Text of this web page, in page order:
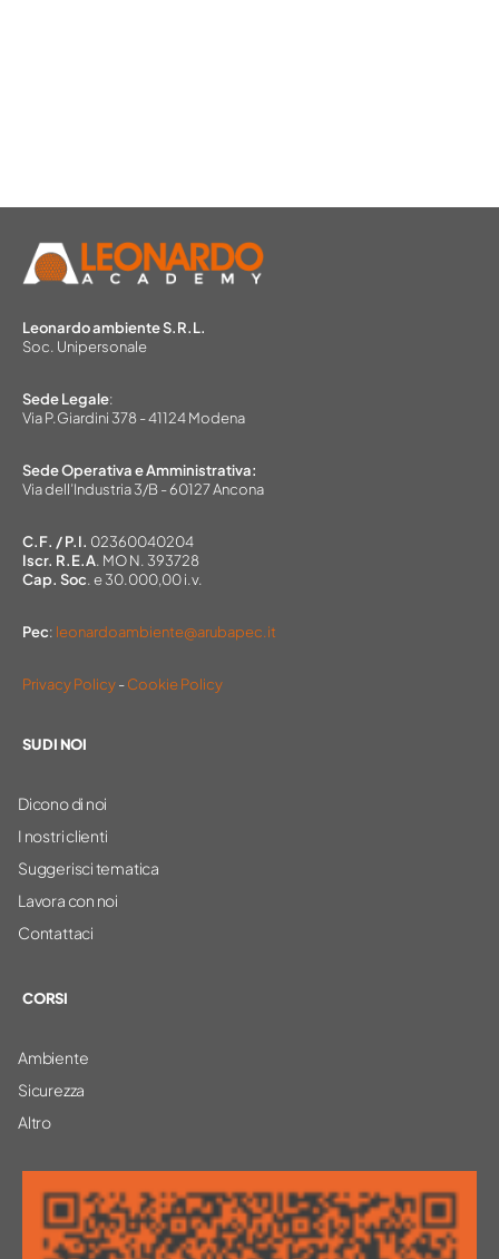
Leonardo ambiente S.R.L.
Soc. Unipersonale
Sede Legale:
Via P.Giardini 378 - 41124 Modena
Sede Operativa e Amministrativa:
Via dell’Industria 3/B - 60127 Ancona
C.F. / P.I. 02360040204
Iscr. R.E.A. MO N. 393728
Cap. Soc. e 30.000,00 i.v.
Pec: leonardoambiente@arubapec.it
Privacy Policy-Cookie Policy
SU DI NOI
Dicono di noi
I nostri clienti
Suggerisci tematica
Lavora con noi
Contattaci
CORSI
Ambiente
Sicurezza
Altro